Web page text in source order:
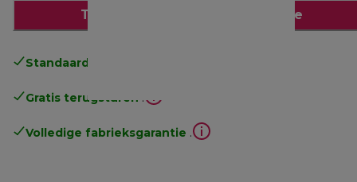
Toevoegen aan winkelwagentje
Standaard gratis verzending
Gratis terugsturen .
Volledige fabrieksgarantie .